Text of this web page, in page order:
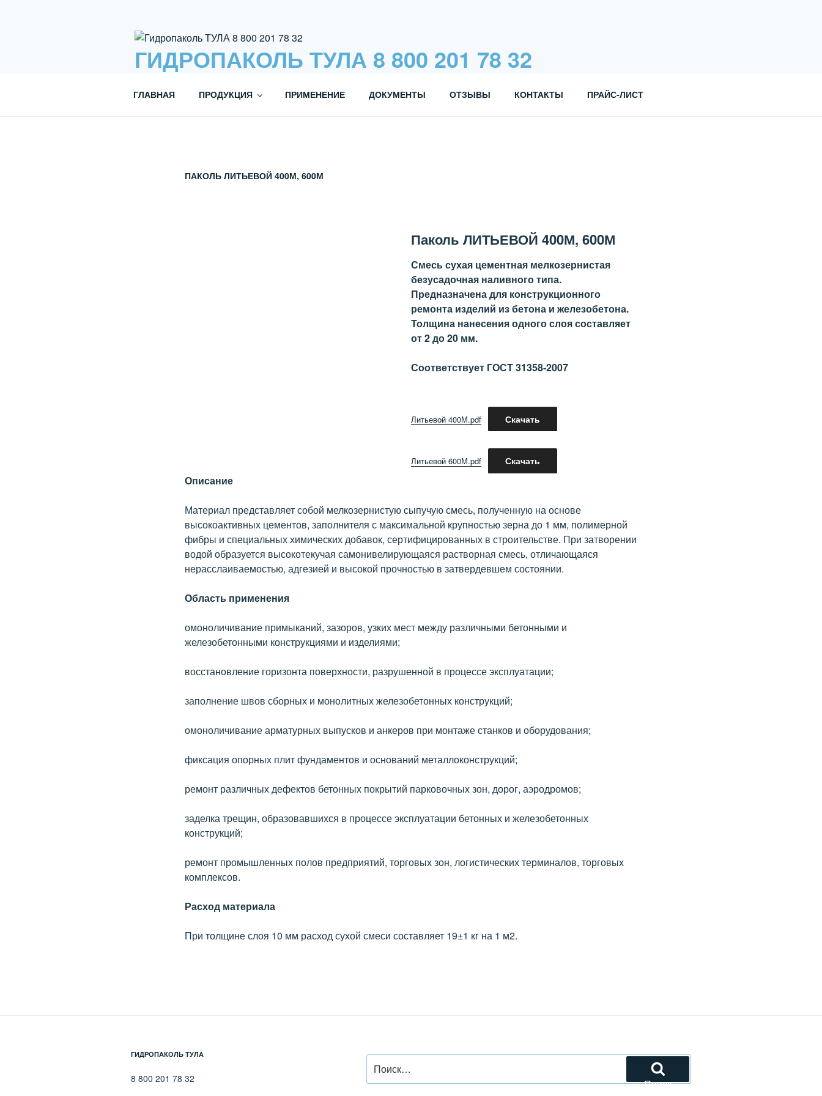
ГИДРОПАКОЛЬ ТУЛА 8 800 201 78 32
ГЛАВНАЯ ПРОДУКЦИЯ ПРИМЕНЕНИЕ ДОКУМЕНТЫ ОТЗЫВЫ КОНТАКТЫ ПРАЙС-ЛИСТ
ПАКОЛЬ ЛИТЬЕВОЙ 400М, 600М
Паколь ЛИТЬЕВОЙ 400М, 600М
Смесь сухая цементная мелкозернистая
безусадочная наливного типа.
Предназначена для конструкционного
ремонта изделий из бетона и железобетона.
Толщина нанесения одного слоя составляет
от 2 до 20 мм.
Соответствует ГОСТ 31358-2007
Литьевой 400М.pdf Скачать
Литьевой 600М.pdf Скачать
Описание
Материал представляет собой мелкозернистую сыпучую смесь, полученную на основе
высокоактивных цементов, заполнителя с максимальной крупностью зерна до 1 мм, полимерной
фибры и специальных химических добавок, сертифицированных в строительстве. При затворении
водой образуется высокотекучая самонивелирующаяся растворная смесь, отличающаяся
нерасслаиваемостью, адгезией и высокой прочностью в затвердевшем состоянии.
Область применения
омоноличивание примыканий, зазоров, узких мест между различными бетонными и
железобетонными конструкциями и изделиями;
восстановление горизонта поверхности, разрушенной в процессе эксплуатации;
заполнение швов сборных и монолитных железобетонных конструкций;
омоноличивание арматурных выпусков и анкеров при монтаже станков и оборудования;
фиксация опорных плит фундаментов и оснований металлоконструкций;
ремонт различных дефектов бетонных покрытий парковочных зон, дорог, аэродромов;
заделка трещин, образовавшихся в процессе эксплуатации бетонных и железобетонных
конструкций;
ремонт промышленных полов предприятий, торговых зон, логистических терминалов, торговых
комплексов.
Расход материала
При толщине слоя 10 мм расход сухой смеси составляет 19±1 кг на 1 м2.
ГИДРОПАКОЛЬ ТУЛА
8 800 201 78 32 Поиск